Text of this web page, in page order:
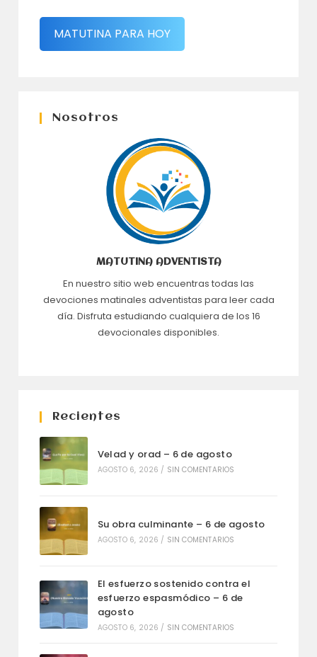
MATUTINA PARA HOY
Nosotros
MATUTINA ADVENTISTA
En nuestro sitio web encuentras todas las
devociones matinales adventistas para leer cada
día. Disfruta estudiando cualquiera de los 16
devocionales disponibles.
Recientes
Velad y orad – 6 de agosto
AGOSTO 6, 2026 / SIN COMENTARIOS
Su obra culminante – 6 de agosto
AGOSTO 6, 2026 / SIN COMENTARIOS
El esfuerzo sostenido contra el
esfuerzo espasmódico – 6 de
agosto
AGOSTO 6, 2026 / SIN COMENTARIOS